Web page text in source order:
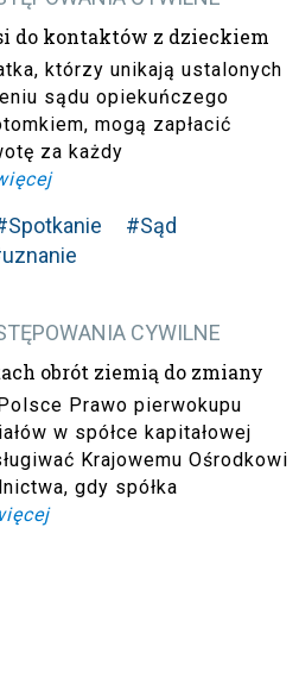
do kontaktów z dzieckiem
którzy unikają ustalonych
sądu opiekuńczego
mogą zapłacić
za każdy
#Sąd
CYWILNE
obrót ziemią do zmiany
Prawo pierwokupu
w spółce kapitałowej
Krajowemu Ośrodkowi
gdy spółka